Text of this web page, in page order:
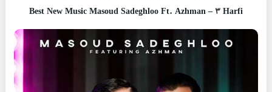
Best New Music Masoud Sadeghloo Ft. Azhman – 3 Harfi